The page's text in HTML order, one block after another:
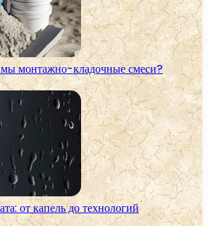
монтажно-кладочные смеси?
от капель до технологий